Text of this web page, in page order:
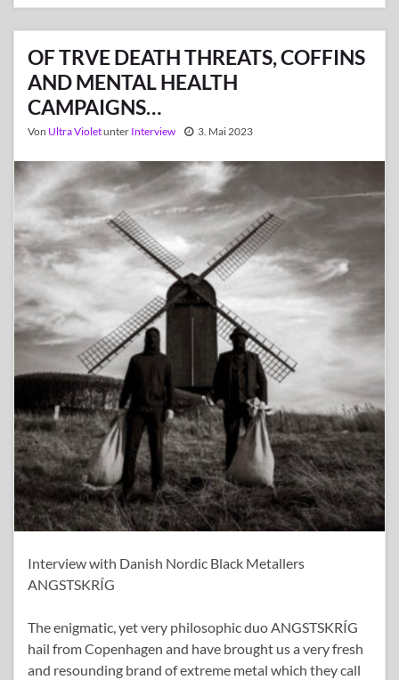
OF TRVE DEATH THREATS, COFFINS
AND MENTAL HEALTH
CAMPAIGNS…
Von Ultra Violetunter Interview 3. Mai 2023
Interview with Danish Nordic Black Metallers
ANGSTSKRÍG
The enigmatic, yet very philosophic duo ANGSTSKRÍG
hail from Copenhagen and have brought us a very fresh
and resounding brand of extreme metal which they call